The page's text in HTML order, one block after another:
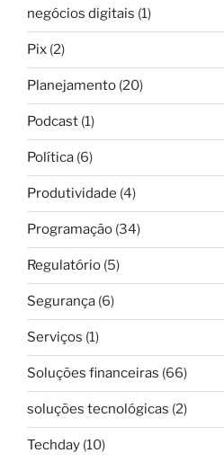
negócios digitais (1)
Pix (2)
Planejamento (20)
Podcast (1)
Política (6)
Produtividade (4)
Programação (34)
Regulatório (5)
Segurança (6)
Serviços (1)
Soluções financeiras (66)
soluções tecnológicas (2)
Techday (10)